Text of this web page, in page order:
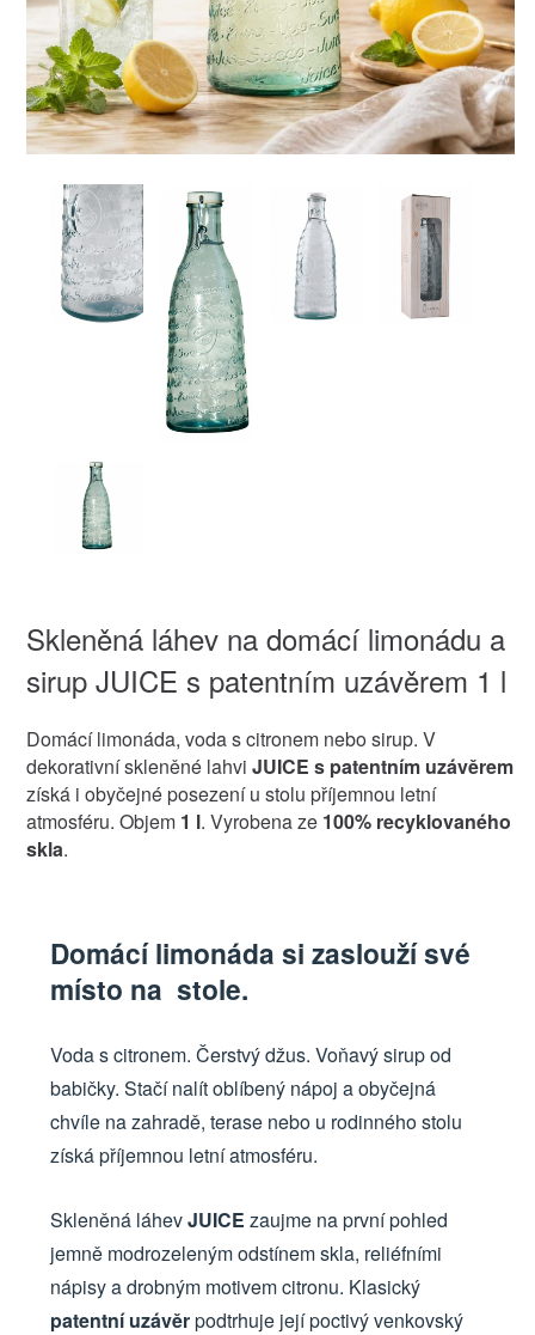
Skleněná láhev na domácí limonádu a
sirup JUICE s patentním uzávěrem 1 l
Domácí limonáda, voda s citronem nebo sirup. V
dekorativní skleněné lahvi JUICE s patentním uzávěrem
získá i obyčejné posezení u stolu příjemnou letní
atmosféru. Objem 1 l. Vyrobena ze 100% recyklovaného
skla.
Domácí limonáda si zaslouží své
místo na stole.
Voda s citronem. Čerstvý džus. Voňavý sirup od
babičky. Stačí nalít oblíbený nápoj a obyčejná
chvíle na zahradě, terase nebo u rodinného stolu
získá příjemnou letní atmosféru.
Skleněná láhevJUICE zaujme na první pohled
jemně modrozeleným odstínem skla, reliéfními
nápisy a drobným motivem citronu. Klasický
patentní uzávěrpodtrhuje její poctivý venkovský